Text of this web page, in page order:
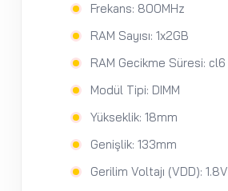
Frekans: 800MHz
RAM Sayısı: 1x2GB
RAM Gecikme Süresi: cl6
Modül Tipi: DIMM
Yükseklik: 18mm
Genişlik: 133mm
Gerilim Voltajı (VDD): 1.8V